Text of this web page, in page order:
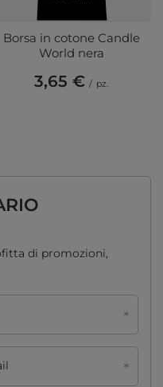
Borsa in cotone Candle
World nera
3,65 € / pz.
di promozioni,